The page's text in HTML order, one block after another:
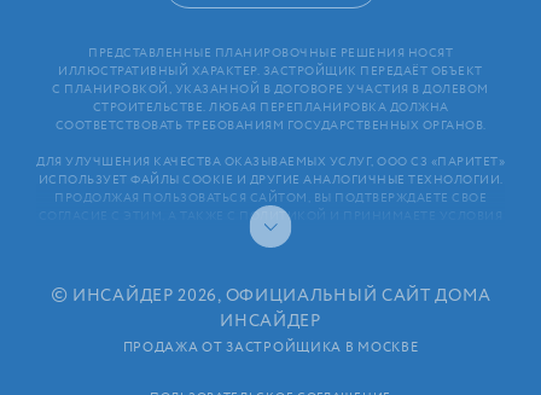
ПРЕДСТАВЛЕННЫЕ ПЛАНИРОВОЧНЫЕ РЕШЕНИЯ НОСЯТ
ИЛЛЮСТРАТИВНЫЙ ХАРАКТЕР. ЗАСТРОЙЩИК ПЕРЕДАЁТ ОБЪЕКТ
С ПЛАНИРОВКОЙ, УКАЗАННОЙ В ДОГОВОРЕ УЧАСТИЯ В ДОЛЕВОМ
СТРОИТЕЛЬСТВЕ. ЛЮБАЯ ПЕРЕПЛАНИРОВКА ДОЛЖНА
СООТВЕТСТВОВАТЬ ТРЕБОВАНИЯМ ГОСУДАРСТВЕННЫХ ОРГАНОВ.
ДЛЯ УЛУЧШЕНИЯ КАЧЕСТВА ОКАЗЫВАЕМЫХ УСЛУГ, ООО СЗ «ПАРИТЕТ»
ИСПОЛЬЗУЕТ ФАЙЛЫ COOKIE И ДРУГИЕ АНАЛОГИЧНЫЕ ТЕХНОЛОГИИ.
ПРОДОЛЖАЯ ПОЛЬЗОВАТЬСЯ САЙТОМ, ВЫ ПОДТВЕРЖДАЕТЕ СВОЕ
СОГЛАСИЕ С ЭТИМ, А ТАКЖЕ С ПОЛИТИКОЙ И ПРИНИМАЕТЕ УСЛОВИЯ
ПОЛЬЗОВАТЕЛЬСКОГО СОГЛАШЕНИЯ. ЛЮБАЯ ИНФОРМАЦИЯ,
ПРЕДСТАВЛЕННАЯ НА САЙТЕ, НОСИТ ИНФОРМАЦИОННЫЙ ХАРАКТЕР
ЗАСТРОЙЩИКОМ (В ТОМ ЧИСЛЕ РАЗМЕЩЕНИЕ ПРОЕКТНЫХ
ДЕКЛАРАЦИЙ И ИНЫХ ОБЯЗАТЕЛЬНЫХ ДОКУМЕНТОВ)
В СООТВЕТСТВИИ СО СТАТЬЕЙ 3.1. ФЕДЕРАЛЬНОГО ЗАКОНА
ОТ 30.12.2004 N 214⁠-⁠ФЗ «ОБ УЧАСТИИ В ДОЛЕВОМ СТРОИТЕЛЬСТВЕ
© ИНСАЙДЕР 2026, ОФИЦИАЛЬНЫЙ САЙТ ДОМА
ИНСАЙДЕР
ПРОДАЖА ОТ ЗАСТРОЙЩИКА В МОСКВЕ